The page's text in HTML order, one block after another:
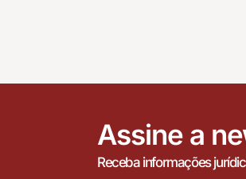
Assine a
Receba informações